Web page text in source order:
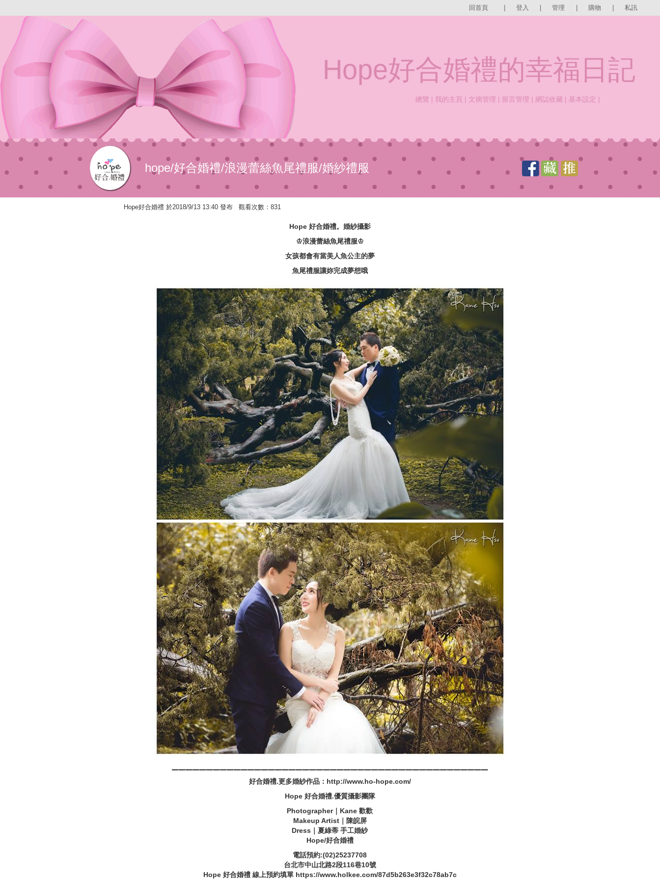
回首頁 登入 管理 購物 私訊
Hope好合婚禮的幸福日記
總覽 | 我的主頁 | 文摘管理 | 留言管理 | 網誌收藏 | 基本設定 |
hope/好合婚禮/浪漫蕾絲魚尾禮服/婚紗禮服
Hope好合婚禮 於2018/9/13 13:40 發布 觀看次數：831
Hope 好合婚禮。婚紗攝影
♔浪漫蕾絲魚尾禮服♔
女孩都會有當美人魚公主的夢
魚尾禮服讓妳完成夢想哦
好合婚禮.更多婚紗作品：http://www.ho-hope.com/
Hope 好合婚禮.優質攝影團隊
Photographer｜Kane 歡歡
Makeup Artist｜陳皖屏
Dress｜夏綠蒂 手工婚紗
Hope/好合婚禮
電話預約:(02)25237708
台北市中山北路2段116巷10號
Hope 好合婚禮 線上預約填單 https://www.holkee.com/87d5b263e3f32c78ab7c